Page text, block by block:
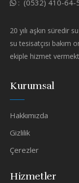
: (0532) 410-64-
20 yılı aşkın süredir
su tesisatçısı bakım
ekiple hizmet
Kurumsal
Hakkımızda
Gizlilik
Çerezler
Hizmetler